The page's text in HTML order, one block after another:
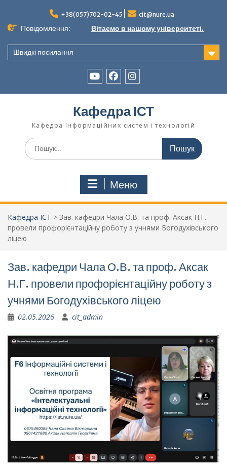
вмісту
+38(057)702-02-45 cit@nure.ua
Повідомлення: Вітаємо в нашому університеті.
Швидкі посилання
Кафедра ІСТ
Кафедра Інформаційних систем і технологій
Шукати:
Меню
Кафедра ІСТ > Зав. кафедри Чала О.В. та проф. Аксак Н.Г.
провели профорієнтаційну роботу з учнями Богодухівського
ліцею
Зав. кафедри Чала О.В. та проф. Аксак
Н.Г. провели профорієнтаційну роботу з
учнями Богодухівського ліцею
02.05.2026 cit_admin